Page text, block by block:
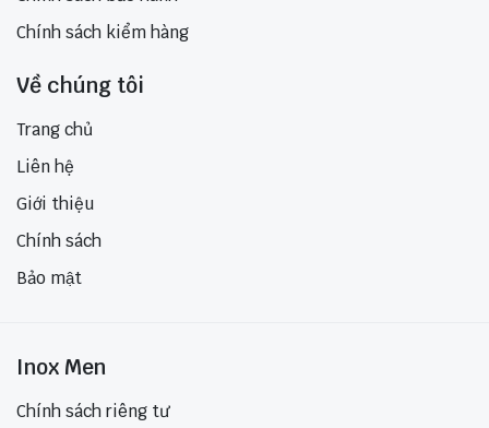
Chính sách kiểm hàng
Về chúng tôi
Trang chủ
Liên hệ
Giới thiệu
Chính sách
Bảo mật
Inox Men
Chính sách riêng tư